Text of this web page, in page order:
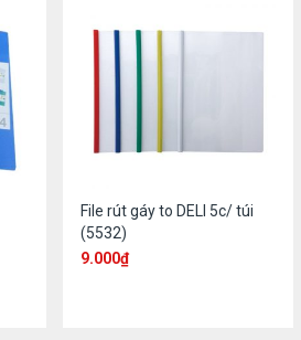
File rút gáy to DELI 5c/ túi
(5532)
9.000₫